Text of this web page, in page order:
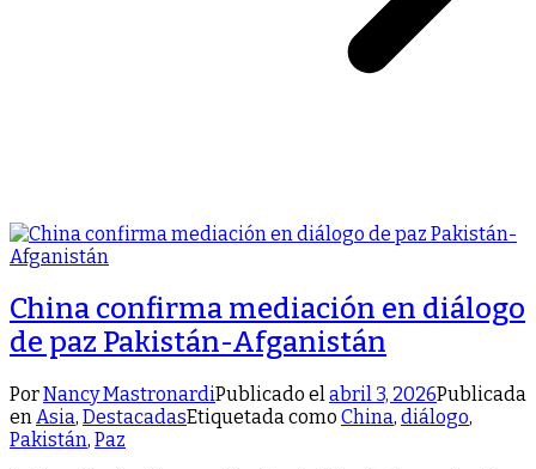
China confirma mediación en diálogo
de paz Pakistán-Afganistán
PorNancy MastronardiPublicado elabril 3, 2026Publicada
enAsia, DestacadasEtiquetada como China, diálogo,
Pakistán, Paz